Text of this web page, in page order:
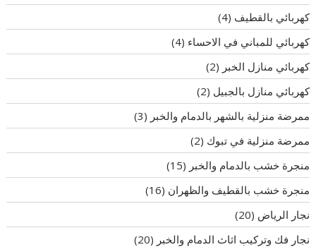
كهربائي بالقطيف (4)
كهربائي للمباني في الاحساء (4)
كهربائي منازل الخبر (2)
كهربائي منازل بالجبيل (2)
ممرضة منزلية بالشهر بالدمام والخبر (3)
ممرضة منزلية في تبوك (2)
منجرة خشب بالدمام والخبر (15)
منجرة خشب بالقطيف والظهران (16)
نجار الرياض (20)
نجار فك وتركيب اثاث الدمام والخبر (20)